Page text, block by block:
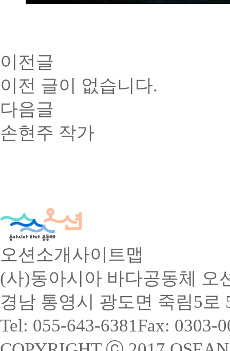
이전글
이전 글이 없습니다.
다음글
손현주 작가
오션소개 사이트맵
(사)동아시아 바다공동체 오
경남 통영시 광도면 죽림5로
Tel: 055-643-6381Fax: 0303-